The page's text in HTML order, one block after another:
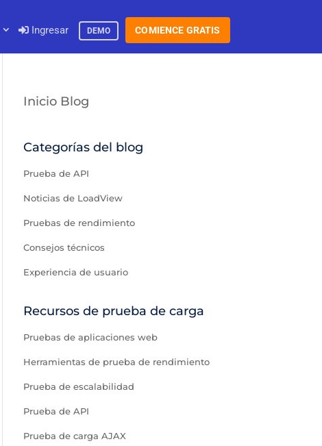
Ingresar DEMO COMIENCE GRATIS
Inicio Blog
Categorías del blog
Prueba de API
Noticias de LoadView
Pruebas de rendimiento
Consejos técnicos
Experiencia de usuario
Recursos de prueba de carga
Pruebas de aplicaciones web
Herramientas de prueba de rendimiento
Prueba de escalabilidad
Prueba de API
Prueba de carga AJAX